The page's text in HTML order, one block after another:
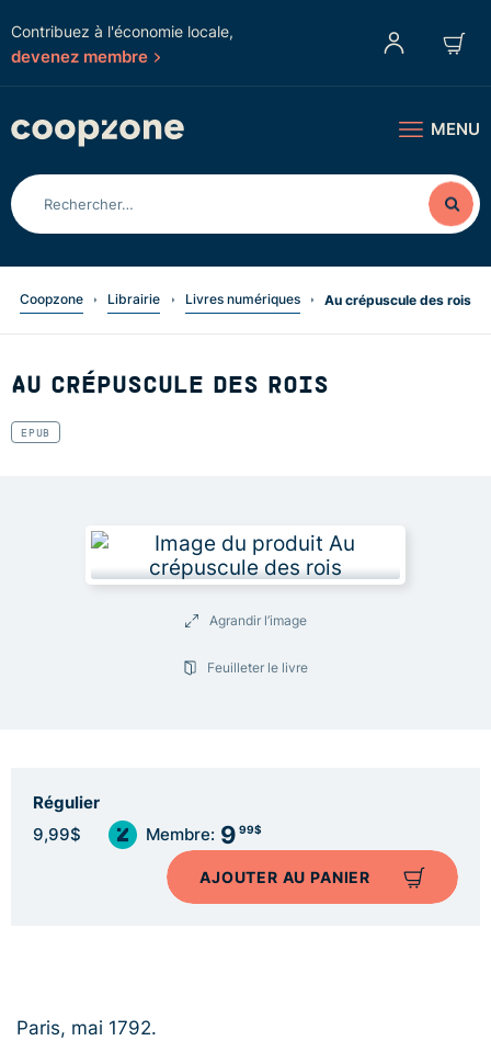
Contribuez à l'économie locale,
devenez membre
MENU
Coopzone Librairie Livres numériques Au crépuscule des rois
AU CRÉPUSCULE DES ROIS
EPUB
Agrandir l’image
Feuilleter le livre
Régulier
9,99$ Membre: 9 99$
AJOUTER AU PANIER
Paris, mai 1792.